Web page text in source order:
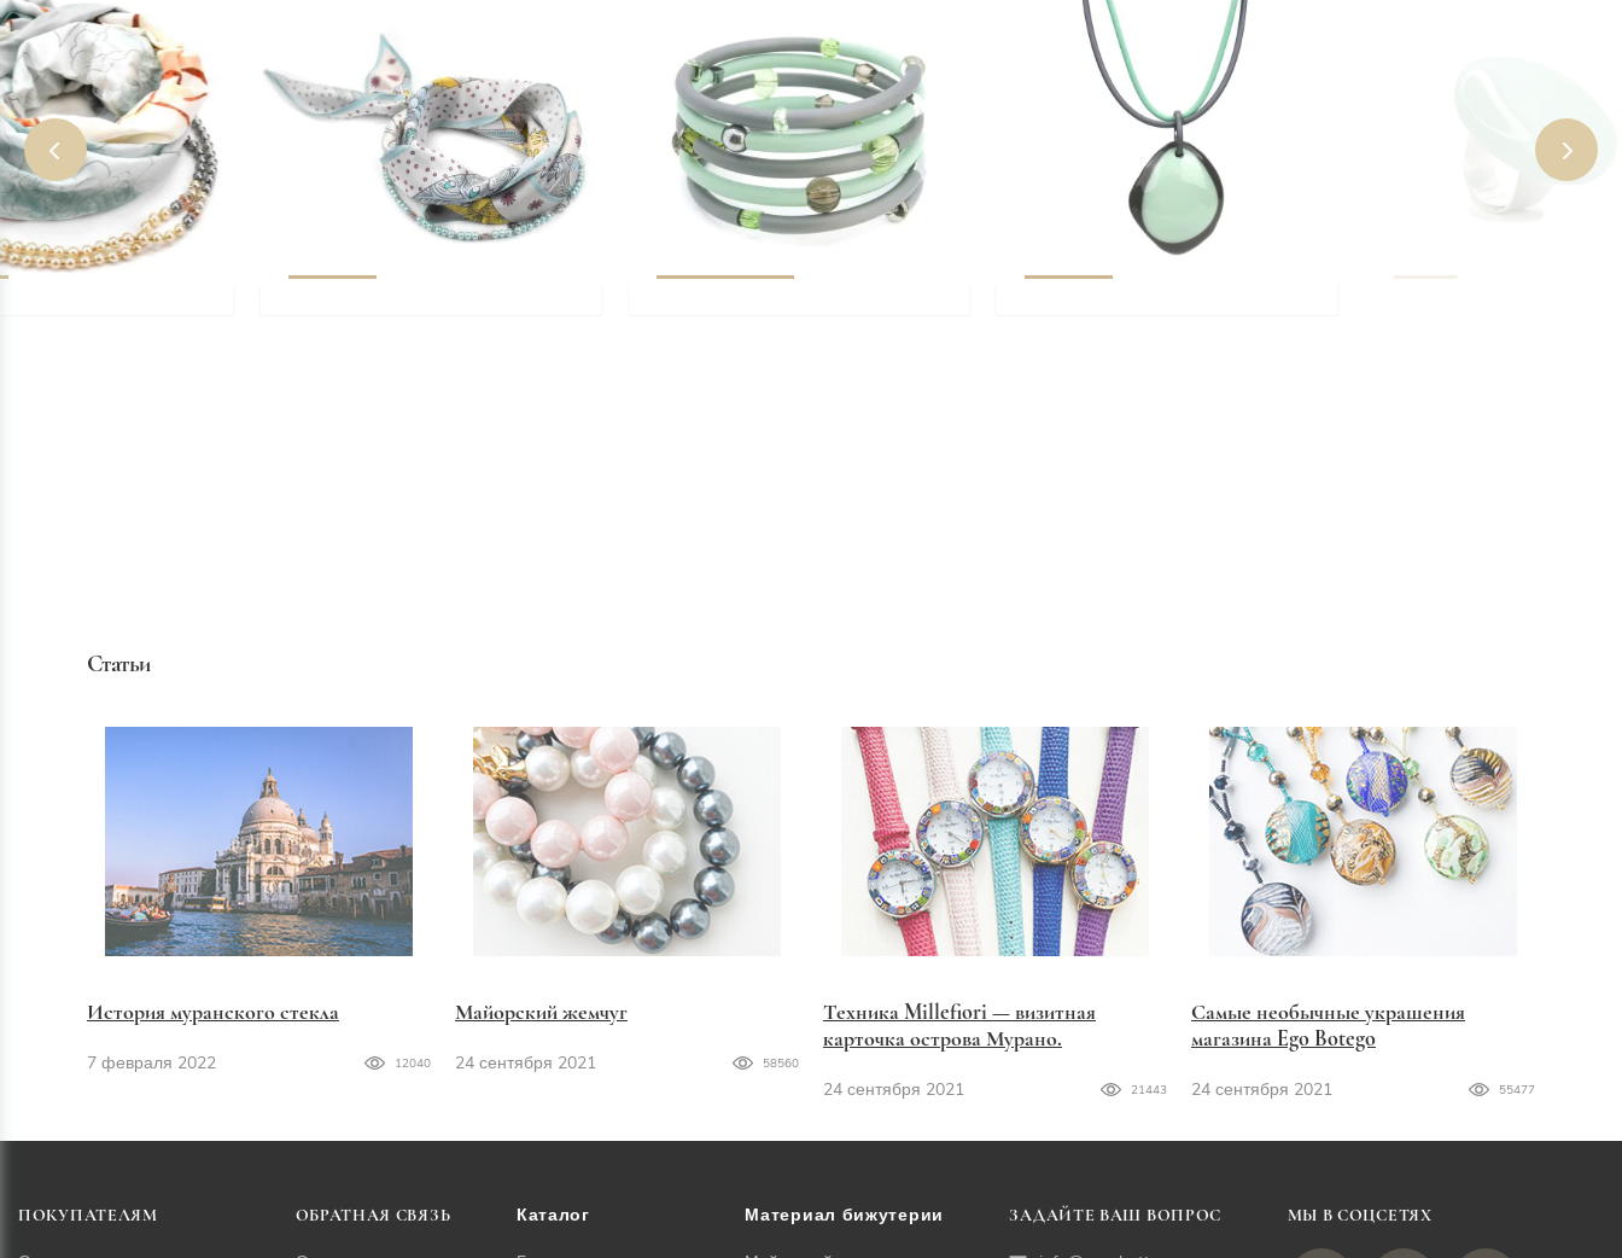
Статьи
История муранского стекла
7 февраля 2022 12040
Майорский жемчуг
24 сентября 2021 58560
Техника Millefiori — визитная
карточка острова Мурано.
24 сентября 2021 21443
Самые необычные украшения
магазина Ego Botego
24 сентября 2021 55477
ПОКУПАТЕЛЯМ ОБРАТНАЯ СВЯЗЬ Каталог Материал бижутерии ЗАДАЙТЕ ВАШ ВОПРОС МЫ В СОЦСЕТЯХ